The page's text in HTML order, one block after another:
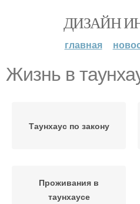
ДИЗАЙН
главная
Жизнь в
Таунхаус по закону
Проживания в
таунхаусе